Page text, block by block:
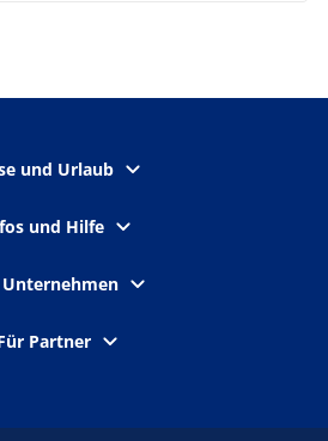
und Urlaub
und Hilfe
Unternehmen
Partner